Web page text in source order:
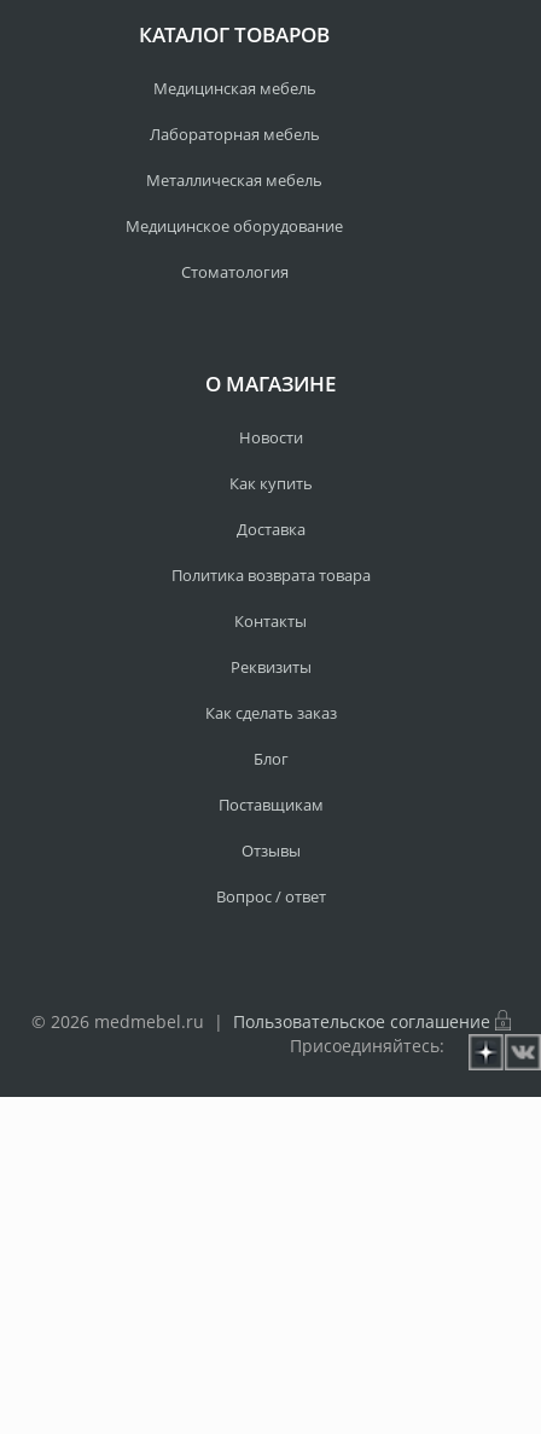
КАТАЛОГ ТОВАРОВ
Медицинская мебель
Лабораторная мебель
Металлическая мебель
Медицинское оборудование
Стоматология
О МАГАЗИНЕ
Новости
Как купить
Доставка
Политика возврата товара
Контакты
Реквизиты
Как сделать заказ
Блог
Поставщикам
Отзывы
Вопрос / ответ
© 2026 medmebel.ru | Пользовательское соглашение
Присоединяйтесь: